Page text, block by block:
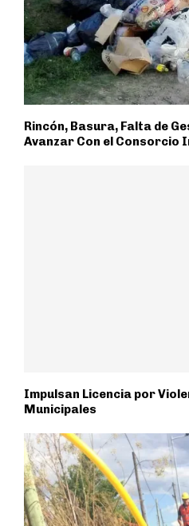
Rincón, Basura, Falta de
Avanzar Con el Consorcio
Impulsan Licencia por
Municipales